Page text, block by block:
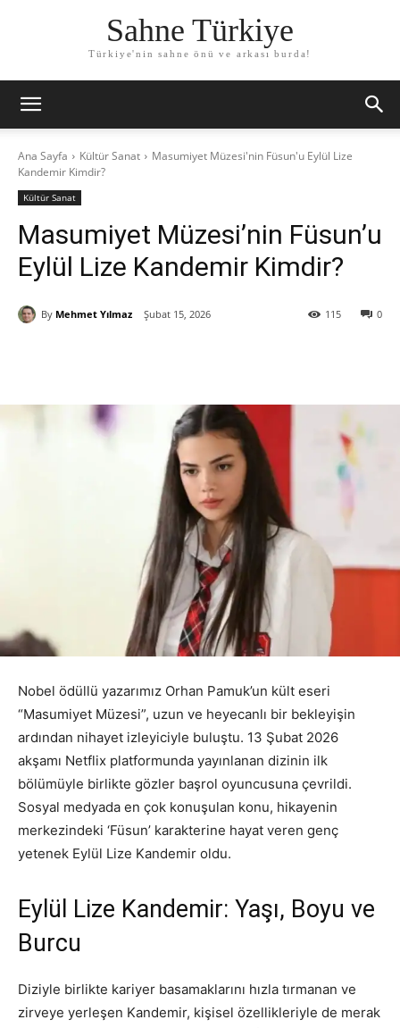
Sahne Türkiye
Türkiye'nin sahne önü ve arkası burda!
Ana Sayfa Kültür Sanat
Masumiyet Müzesi'nin Füsun'u Eylül Lize
Kandemir Kimdir?
Kültür Sanat
Masumiyet Müzesi’nin Füsun’u
Eylül Lize Kandemir Kimdir?
By Mehmet Yılmaz Şubat 15, 2026 0
115
Nobel ödüllü yazarımız Orhan Pamuk’un kült eseri
“Masumiyet Müzesi”, uzun ve heyecanlı bir bekleyişin
ardından nihayet izleyiciyle buluştu. 13 Şubat 2026
akşamı Netflix platformunda yayınlanan dizinin ilk
bölümüyle birlikte gözler başrol oyuncusuna çevrildi.
Sosyal medyada en çok konuşulan konu, hikayenin
merkezindeki ‘Füsun’ karakterine hayat veren genç
yetenek Eylül Lize Kandemir oldu.
Eylül Lize Kandemir: Yaşı, Boyu ve
Burcu
Diziyle birlikte kariyer basamaklarını hızla tırmanan ve
zirveye yerleşen Kandemir, kişisel özellikleriyle de merak